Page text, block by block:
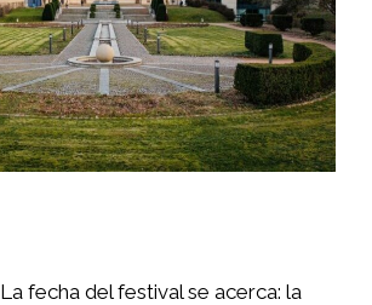
La fecha del festival se acerca: la